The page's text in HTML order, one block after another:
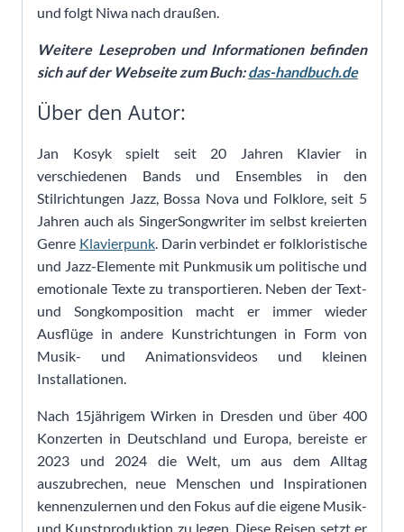
und folgt Niwa nach draußen.
Weitere Leseproben und Informationen befinden
sich auf der Webseite zum Buch:das-handbuch.de
Über den Autor:
Jan Kosyk spielt seit 20 Jahren Klavier in
verschiedenen Bands und Ensembles in den
Stilrichtungen Jazz, Bossa Nova und Folklore, seit 5
Jahren auch als SingerSongwriter im selbst kreierten
Genre Klavierpunk. Darin verbindet er folkloristische
und Jazz-Elemente mit Punkmusik um politische und
emotionale Texte zu transportieren. Neben der Text-
und Songkomposition macht er immer wieder
Ausflüge in andere Kunstrichtungen in Form von
Musik- und Animationsvideos und kleinen
Installationen.
Nach 15jährigem Wirken in Dresden und über 400
Konzerten in Deutschland und Europa, bereiste er
2023 und 2024 die Welt, um aus dem Alltag
auszubrechen, neue Menschen und Inspirationen
kennenzulernen und den Fokus auf die eigene Musik-
und Kunstproduktion zu legen. Diese Reisen setzt er